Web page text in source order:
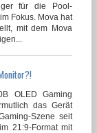
für die Pool-
Fokus. Mova hat
mit dem Mova
OLED Gaming
das Gerät
Szene seit
21:9-Format mit